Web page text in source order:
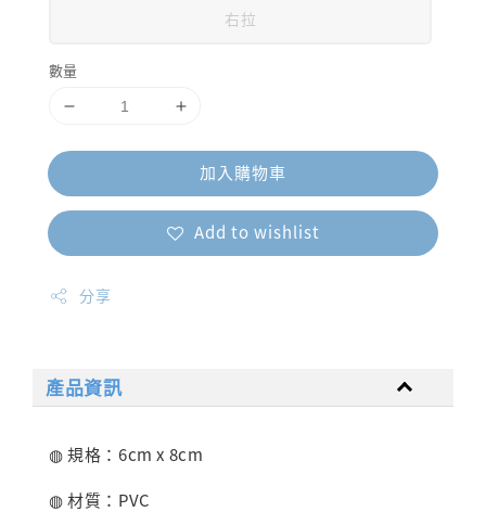
右拉
數量
加入購物車
Add to wishlist
分享
產品資訊
◍ 規格：6cm x 8cm
◍ 材質：PVC